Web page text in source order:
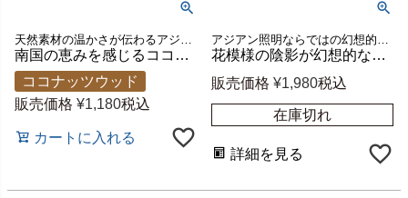
天然素材の温かさが伝わるアジアンな雰囲気漂うトレイ
南国の恵みを感じるココナッツウッドのトレイ Mサイズ 約W23×D14.5×H3cm [10145]
ココナッツウッド
販売価格 ¥1,180税込
カートに入れる
アジアン照明ならではの幻想的な光と影が浮き出るバリ島の人気アジアンランプ
花模様の陰影が幻想的なココナッツボールランプ フラワーモチーフ シェード直径約11cm 電球付き [12730]
販売価格 ¥1,980税込
在庫切れ
詳細を見る